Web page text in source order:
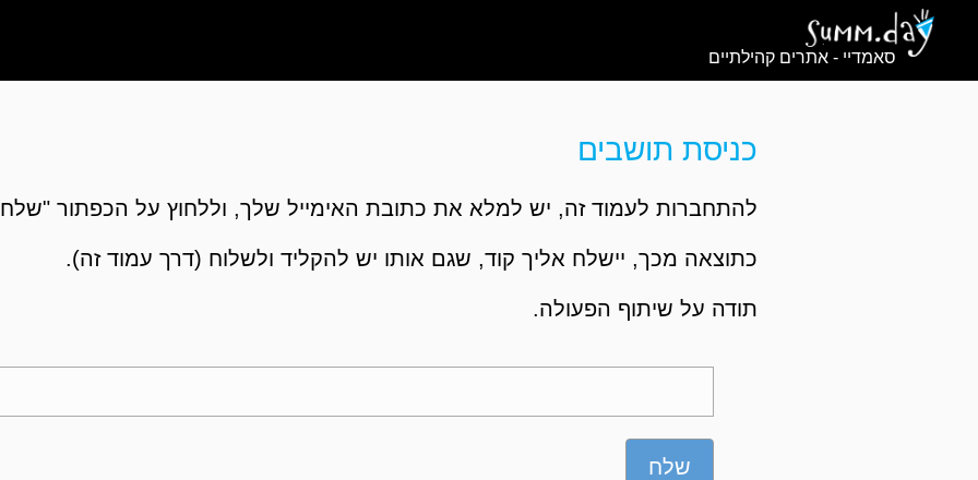
סאמדיי - אתרים קהילתיים
כניסת תושבים
להתחברות לעמוד זה, יש למלא את כתובת האימייל שלך, וללחוץ על הכפתור
כתוצאה מכך, יישלח אליך קוד, שגם אותו יש להקליד ולשלוח (דרך עמוד זה).
תודה על שיתוף הפעולה.
שלח